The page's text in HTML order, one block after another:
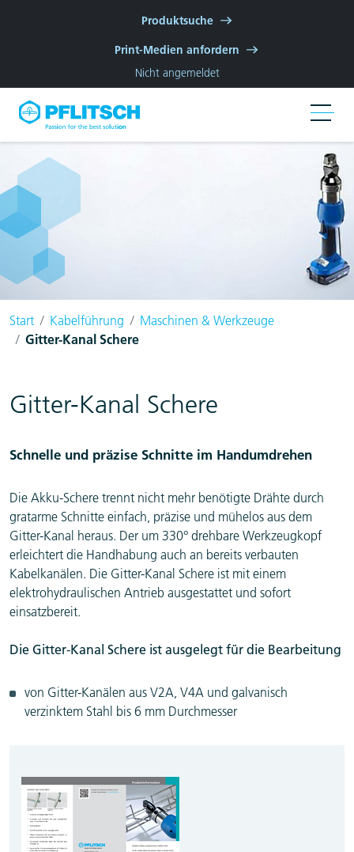
Produktsuche
Print-Medien anfordern
Nicht angemeldet
Start Kabelführung
Maschinen & Werkzeuge
Gitter-Kanal Schere
Gitter-Kanal Schere
Schnelle und präzise Schnitte im Handumdrehen
Die Akku-Schere trennt nicht mehr benötigte Drähte durch
gratarme Schnitte einfach, präzise und mühelos aus dem
Gitter-Kanal heraus. Der um 330° drehbare Werkzeugkopf
erleichtert die Handhabung auch an bereits verbauten
Kabelkanälen. Die Gitter-Kanal Schere ist mit einem
elektrohydraulischen Antrieb ausgestattet und sofort
einsatzbereit.
Die Gitter-Kanal Schere ist ausgelegt für die Bearbeitung
von Gitter-Kanälen aus V2A, V4A und galvanisch
verzinktem Stahl bis 6 mm Durchmesser